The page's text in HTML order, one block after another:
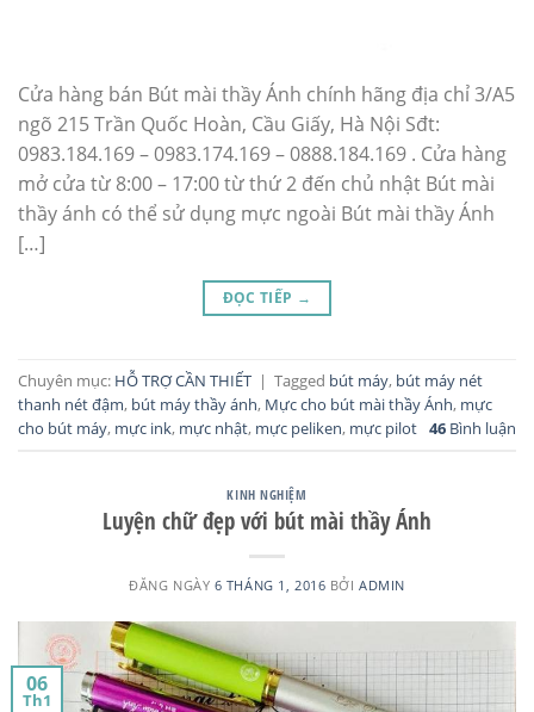
Cửa hàng bán Bút mài thầy Ánh chính hãng địa chỉ 3/A5
ngõ 215 Trần Quốc Hoàn, Cầu Giấy, Hà Nội Sđt:
0983.184.169 – 0983.174.169 – 0888.184.169 . Cửa hàng
mở cửa từ 8:00 – 17:00 từ thứ 2 đến chủ nhật Bút mài
thầy ánh có thể sử dụng mực ngoài Bút mài thầy Ánh
[…]
ĐỌC TIẾP →
Chuyên mục: HỖ TRỢ CẦN THIẾT | Tagged bút máy, bút máy nét
thanh nét đậm, bút máy thầy ánh, Mực cho bút mài thầy Ánh, mực
cho bút máy, mực ink, mực nhật, mực peliken, mực pilot 46 Bình luận
KINH NGHIỆM
Luyện chữ đẹp với bút mài thầy Ánh
ĐĂNG NGÀY 6 THÁNG 1, 2016 BỞI ADMIN
06
Th1